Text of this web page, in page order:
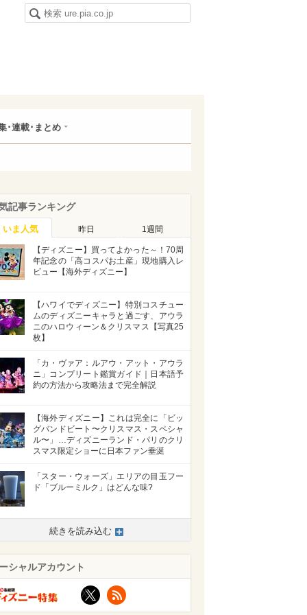
･連載･まとめ
記事ランキング
いま人気 昨日 1週間
【ディズニー】買ってよかった～！70周
年記念の「高コスパお土産」現地購入レ
ビュー【海外ディズニー】
【ハワイでディズニー】特別コスチュー
ムのディズニーキャラと過ごす、アウラ
ニのハロウィーン＆クリスマス【写真25
枚】
「カ・ヴァア：ルアウ・アット・アウラ
ニ」コンプリート鑑賞ガイド｜日本語予
約の方法から攻略法まで完全解説
【海外ディズニー】これは完全に「ビッ
グバンドビート〜クリスマス・スペシャ
ル〜」…ディズニーランド・パリのクリ
スマス限定ショーに日本ファン垂涎
「スター・ウォーズ」エリアの目玉フー
ド「ブルーミルク」はどんな味?
続きを読み込む
シャルアカウント
X